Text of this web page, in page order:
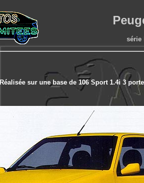
série
Réalisée sur une base de 106 Sport 1.4i 3